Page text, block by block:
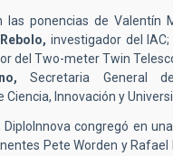
las ponencias de Valentín
investigador del IAC;
del Two-meter Twin
Secretaria General
Ciencia, Innovación y
DiploInnova congregó en
Pete Worden y